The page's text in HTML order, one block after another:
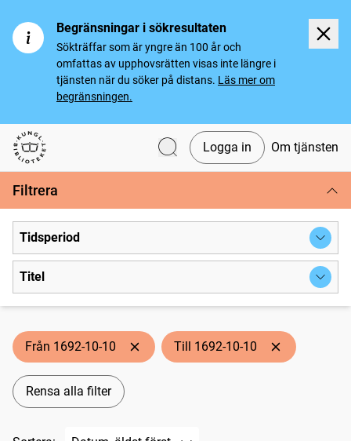
Begränsningar i sökresultaten
Sökträffar som är yngre än 100 år och
omfattas av upphovsrätten visas inte längre i
tjänsten när du söker på distans. Läs mer om
begränsningen.
Svenska tidningar
Logga in Om tjänsten
Filtrera
Tidsperiod
Titel
Från 1692-10-10 Till 1692-10-10
Rensa alla filter